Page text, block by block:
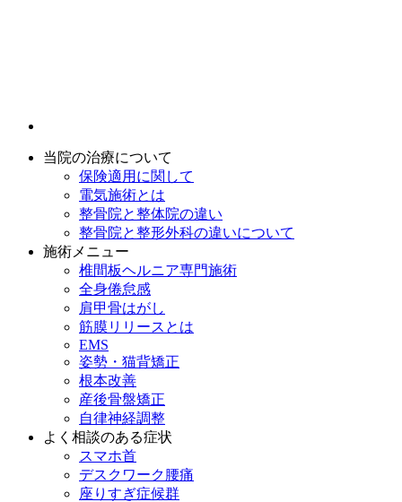
当院の治療について
保険適用に関して
電気施術とは
整骨院と整体院の違い
整骨院と整形外科の違いについて
施術メニュー
椎間板ヘルニア専門施術
全身倦怠感
肩甲骨はがし
筋膜リリースとは
EMS
姿勢・猫背矯正
根本改善
産後骨盤矯正
自律神経調整
よく相談のある症状
スマホ首
デスクワーク腰痛
座りすぎ症候群